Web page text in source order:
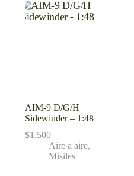
AIM-9 D/G/H
Sidewinder – 1:48
$1.500
Aire a aire,
Misiles